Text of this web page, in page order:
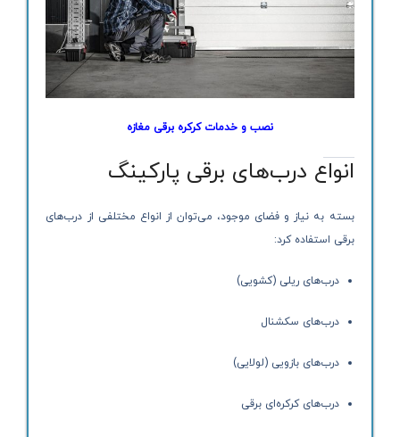
نصب و خدمات کرکره برقی مغازه
انواع درب‌های برقی پارکینگ
بسته به نیاز و فضای موجود، می‌توان از انواع مختلفی از درب‌های
برقی استفاده کرد:
درب‌های ریلی (کشویی)
درب‌های سکشنال
درب‌های بازویی (لولایی)
درب‌های کرکره‌ای برقی